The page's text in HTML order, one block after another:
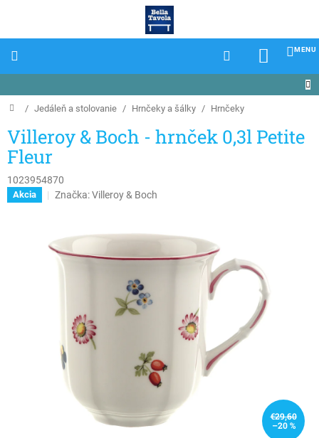
Domov
/ Jedáleň a stolovanie / Hrnčeky a šálky / Hrnčeky
Villeroy & Boch - hrnček 0,3l Petite
Fleur
1023954870
Akcia Značka:Villeroy & Boch
€29,60
–20 %